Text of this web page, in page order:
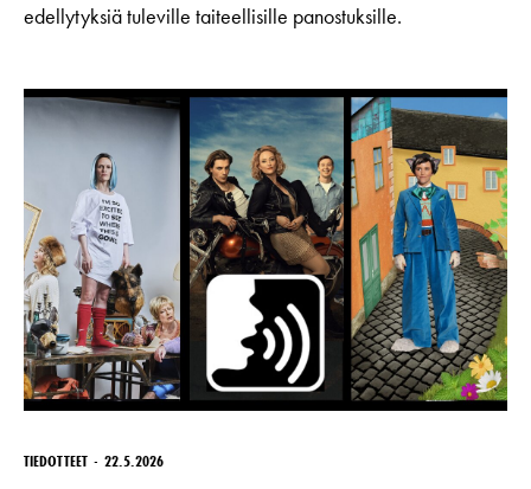
edellytyksiä tuleville taiteellisille panostuksille.
TIEDOTTEET 22.5.2026